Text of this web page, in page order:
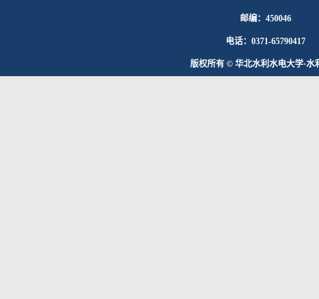
邮编：450046
电话：0371-65790417
版权所有 © 华北水利水电大学·水